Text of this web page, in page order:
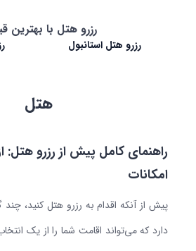
رزرو هتل با بهترین
رزرو هتل استانبول
هتل
راهنمای کامل پیش از رزرو هتل:
امکانات
پیش از آنکه اقدام به رزرو هتل کنید،
دارد که می‌تواند اقامت شما را از یک